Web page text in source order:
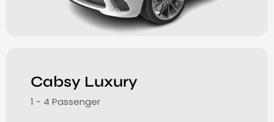
Cabsy Luxury
1 - 4 Passenger